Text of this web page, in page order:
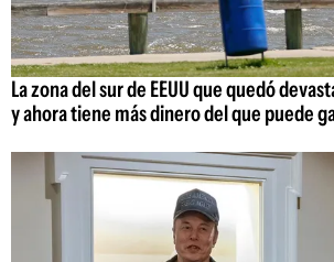
La zona del sur de EEUU que quedó
y ahora tiene más dinero del que puede